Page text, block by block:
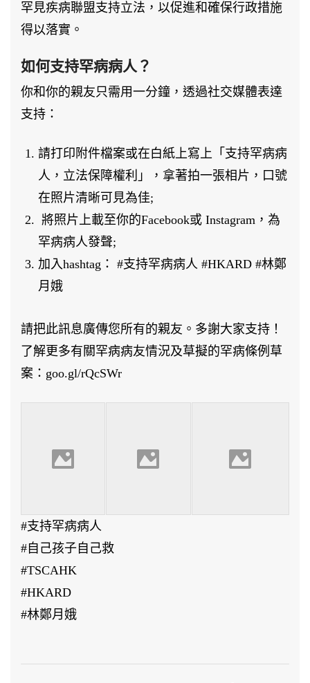
罕見疾病聯盟支持立法，以促進和確保行政措施
得以落實。
如何支持罕病病人？
你和你的親友只需用一分鐘，透過社交媒體表達
支持：
請打印附件檔案或在白紙上寫上「支持罕病病
人，立法保障權利」，拿著拍一張相片，口號
在照片清晰可見為佳;
將照片上載至你的Facebook或 Instagram，為
罕病病人發聲;
加入hashtag： #支持罕病病人 #HKARD #林鄭
月娥
請把此訊息廣傳您所有的親友。多謝大家支持！
了解更多有關罕病病友情況及草擬的罕病條例草
案：goo.gl/rQcSWr
#支持罕病病人
#自己孩子自己救
#TSCAHK
#HKARD
#林鄭月娥